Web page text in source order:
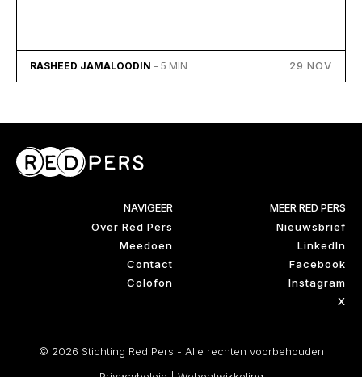
RASHEED JAMALOODIN - 5 MIN 29 NOV
NAVIGEER
Over Red Pers
Meedoen
Contact
Colofon
MEER RED PERS
Nieuwsbrief
LinkedIn
Facebook
Instagram
X
© 2026 Stichting Red Pers - Alle rechten voorbehouden